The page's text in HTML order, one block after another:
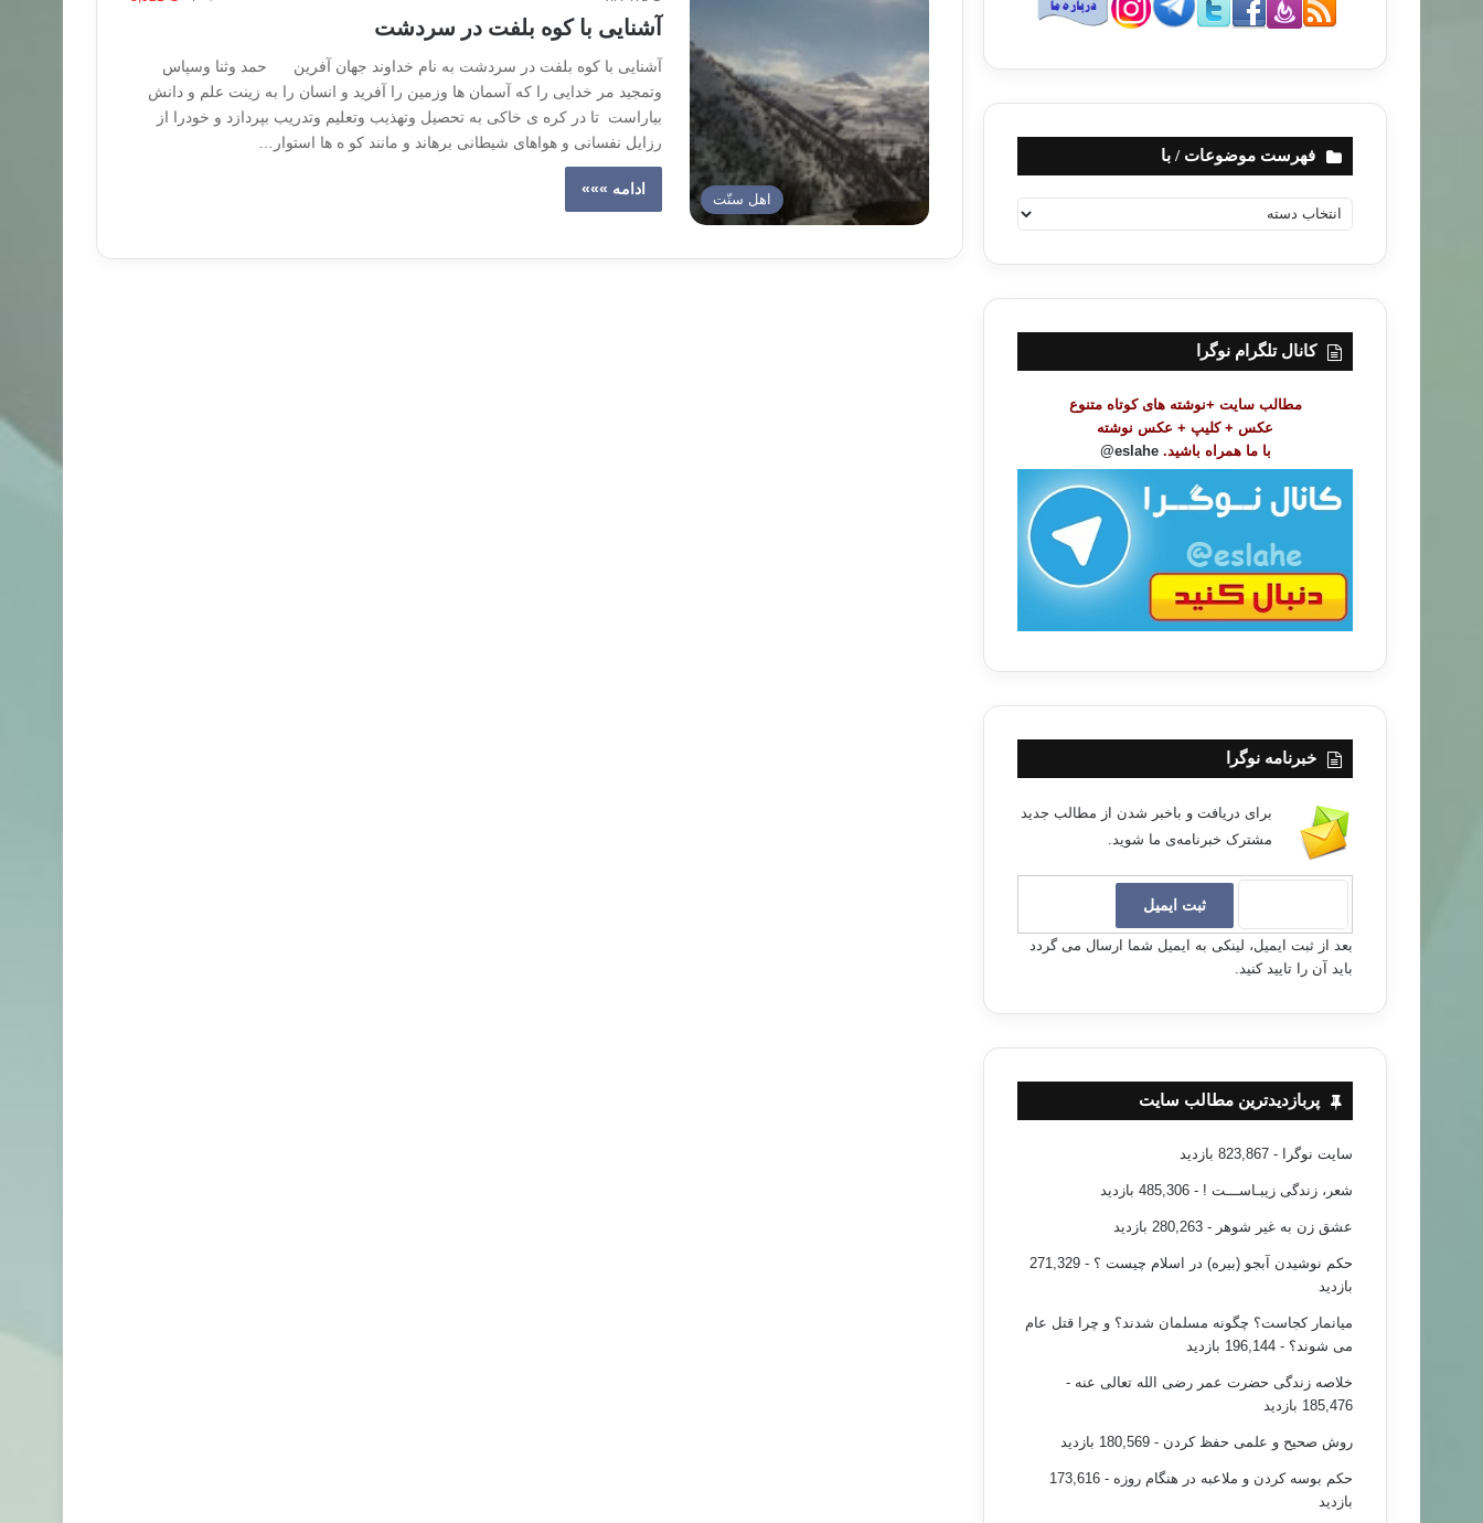
اهل سنّت
آشنایی با کوه بلفت در سردشت
آشنایی با کوه بلفت در سردشت به نام خداوند جهان آفرین حمد وثنا وسپاس
وتمجید مر خدایی را که آسمان ها وزمین را آفرید و انسان را به زینت علم و دانش
بیاراست تا در کره ی خاکی به تحصیل وتهذیب وتعلیم وتدریب بپردازد و خودرا از
رزایل نفسانی و هواهای شیطانی برهاند و مانند کو ه ها استوار…
ادامه »»»
فهرست موضوعات / با
ه
ت
ض
کانال تلگرام نوگرا
مطالب سایت +نوشته های کوتاه متنوع
عکس + کلیپ + عکس نوشته
با ما همراه باشید. eslahe@
خبرنامه نوگرا
برای دریافت و باخبر شدن از مطالب جدید
مشترک خبرنامه‌ی ما شوید.
بعد از ثبت ایمیل، لینکی به ایمیل شما ارسال می گردد
باید آن را تایید کنید.
پربازدیدترین مطالب سایت
سایت نوگرا - 823,867 بازدید
شعر، زندگی زیبـاســـت ! - 485,306 بازدید
عشق زن به غیر شوهر - 280,263 بازدید
حکم نوشیدن آبجو (بیره) در اسلام چیست ؟
- 271,329
بازدید
میانمار کجاست؟ چگونه مسلمان شدند؟ و چرا قتل عام
می شوند؟ - 196,144 بازدید
خلاصه زندگی حضرت عمر رضی الله تعالی عنه -
185,476 بازدید
روش صحیح و علمی حفظ کردن - 180,569 بازدید
حکم بوسه کردن و ملاعبه در هنگام روزه
- 173,616
بازدید